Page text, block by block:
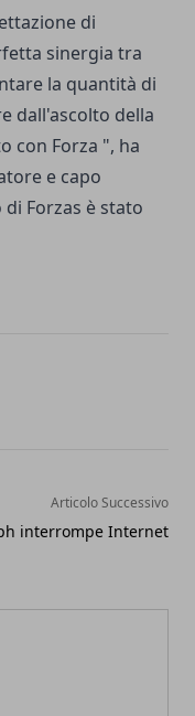
di
sinergia tra
la quantità di
dall'ascolto della
con Forza ", ha
e capo
Forzas è stato
Articolo Successivo
interrompe Internet